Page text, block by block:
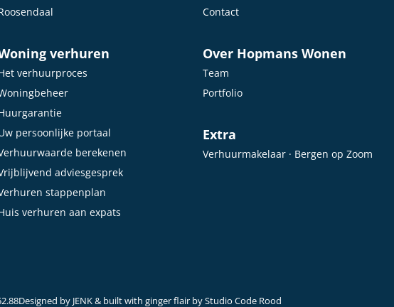
verhuren
verhuurproces
persoonlijke portaal
berekenen
adviesgesprek
stappenplan
verhuren aan expats
Contact
Over Hopmans Wonen
Team
Portfolio
Extra
Verhuurmakelaar · Bergen op Zoom
Designed by JENK& built with ginger flair byStudio Code Rood